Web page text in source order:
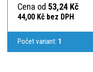
Cena od 53,24 Kč
44,00 Kč bez DPH
Počet variant: 1